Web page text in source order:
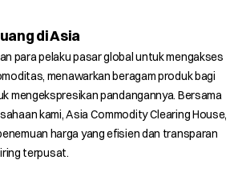
di Asia
para pelaku pasar global untuk mengakses
menawarkan beragam produk bagi
mengekspresikan pandangannya. Bersama
kami, Asia Commodity Clearing House,
harga yang efisien dan transparan
terpusat.